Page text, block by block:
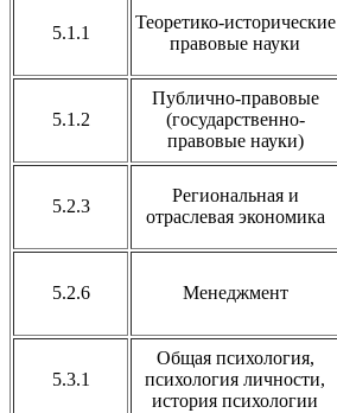
5.1.1
Теоретико-исторические
правовые науки
5.1.2
Публично-правовые
(государственно-
правовые науки)
5.2.3
Региональная и
отраслевая экономика
5.2.6 Менеджмент
5.3.1
Общая психология,
психология личности,
история психологии